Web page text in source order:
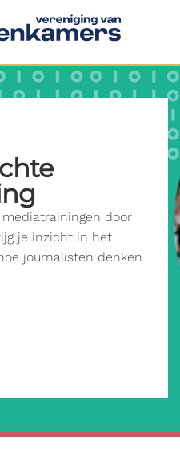
gaan
door
je inzicht in het
journalisten denken